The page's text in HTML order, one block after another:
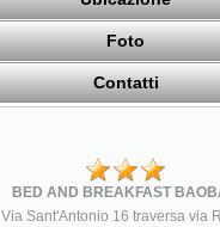
Foto
Contatti
BED AND BREAKFAST
Via Sant'Antonio 16 traversa via